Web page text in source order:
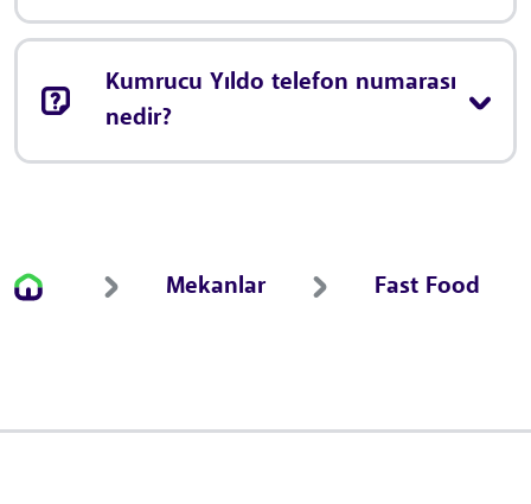
Kumrucu Yıldo telefon numarası
nedir?
Mekanlar Fast Food